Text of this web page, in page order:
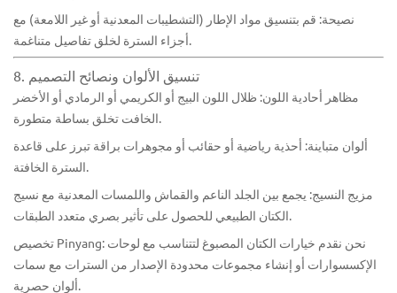
نصيحة: قم بتنسيق مواد الإطار (التشطيبات المعدنية أو غير اللامعة) مع
أجزاء السترة لخلق تفاصيل متناغمة.
8. تنسيق الألوان ونصائح التصميم
مظاهر أحادية اللون: ظلال اللون البيج أو الكريمي أو الرمادي أو الأخضر
الخافت تخلق بساطة متطورة.
ألوان متباينة: أحذية رياضية أو حقائب أو مجوهرات براقة تبرز على قاعدة
السترة الخافتة.
مزيج النسيج: يجمع بين الجلد الناعم والقماش واللمسات المعدنية مع نسيج
الكتان الطبيعي للحصول على تأثير بصري متعدد الطبقات.
تخصيص Pinyang: نحن نقدم خيارات الكتان المصبوغ لتتناسب مع لوحات
الإكسسوارات أو إنشاء مجموعات محدودة الإصدار من السترات مع سمات
ألوان حصرية.